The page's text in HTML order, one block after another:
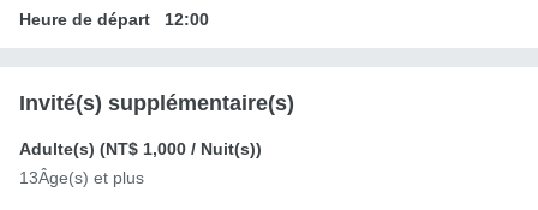
Heure de départ 12:00
Invité(s) supplémentaire(s)
Adulte(s) (NT$ 1,000 / Nuit(s))
13Âge(s) et plus